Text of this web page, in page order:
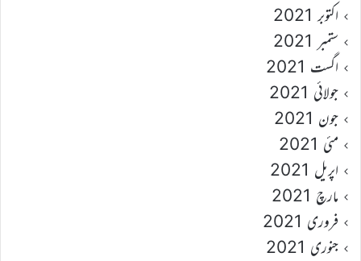
اکتوبر 2021
ستمبر 2021
اگست 2021
جولائی 2021
جون 2021
مئی 2021
اپریل 2021
مارچ 2021
فروری 2021
جنوری 2021